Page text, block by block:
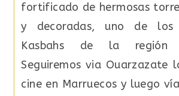
fortificado de hermosas
y decoradas, uno de los
Kasbahs de la
Seguiremos via Ouarzazate
cine en Marruecos y luego